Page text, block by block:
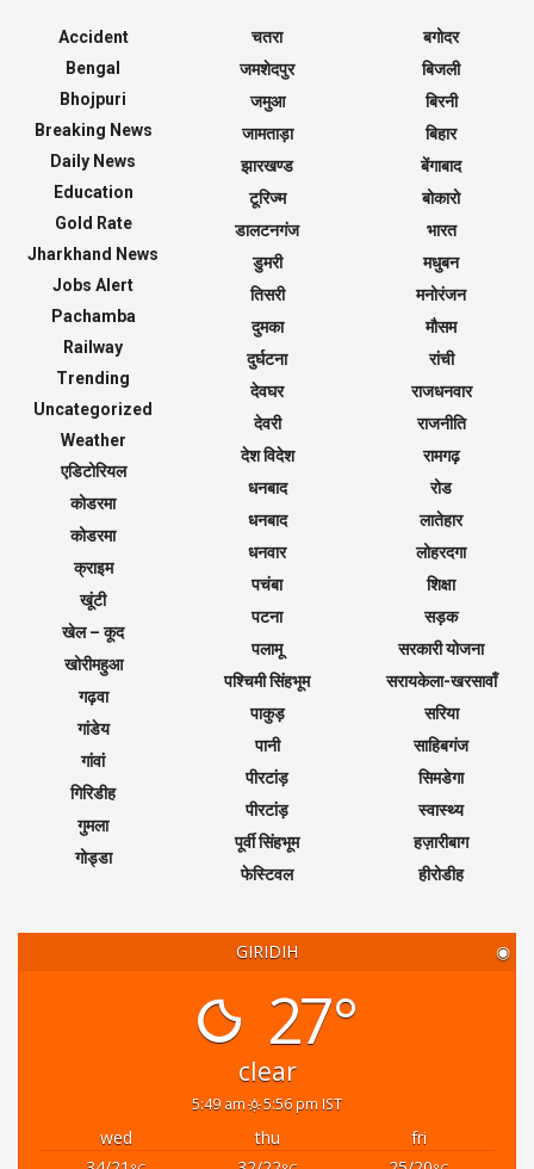
Accident
Bengal
Bhojpuri
Breaking News
Daily News
Education
Gold Rate
Jharkhand News
Jobs Alert
Pachamba
Railway
Trending
Uncategorized
Weather
एडिटोरियल
कोडरमा
कोडरमा
क्राइम
खूंटी
खेल – कूद
खोरीमहुआ
गढ़वा
गांडेय
गांवां
गिरिडीह
गुमला
गोड्डा
चतरा
जमशेदपुर
जमुआ
जामताड़ा
झारखण्ड
टूरिज्म
डालटनगंज
डुमरी
तिसरी
दुमका
दुर्घटना
देवघर
देवरी
देश विदेश
धनबाद
धनबाद
धनवार
पचंबा
पटना
पलामू
पश्चिमी सिंहभूम
पाकुड़
पानी
पीरटांड़
पीरटांड़
पूर्वी सिंहभूम
फेस्टिवल
बगोदर
बिजली
बिरनी
बिहार
बेंगाबाद
बोकारो
भारत
मधुबन
मनोरंजन
मौसम
रांची
राजधनवार
राजनीति
रामगढ़
रोड
लातेहार
लोहरदगा
शिक्षा
सड़क
सरकारी योजना
सरायकेला-खरसावाँ
सरिया
साहिबगंज
सिमडेगा
स्वास्थ्य
हज़ारीबाग
हीरोडीह
GIRIDIH ◉
27°
clear
5:49 am 5:56 pm IST
wed thu
fri